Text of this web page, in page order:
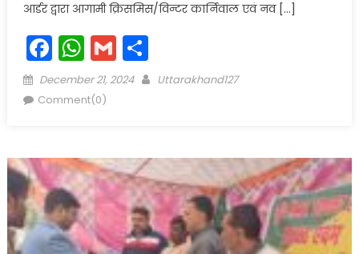
आर्डर द्वारा आगामी क्रिसमिस/विन्टर कार्निवाल एवं नव […]
Facebook
WhatsApp
GmailShare
Posted
on
December 21, 2024 Author
Uttarakhand127
Comment(0)